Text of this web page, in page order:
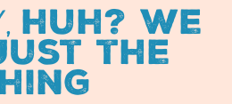
huh? We
the